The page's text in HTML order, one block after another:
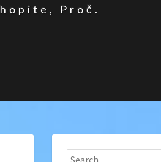
Proč.
Search